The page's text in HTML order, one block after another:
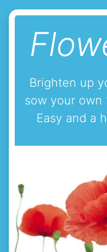
Brighten up
sow your own
Easy and a